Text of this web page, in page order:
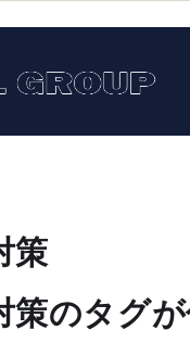
策
策のタグ